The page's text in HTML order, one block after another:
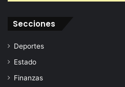
Secciones
Deportes
Estado
Finanzas